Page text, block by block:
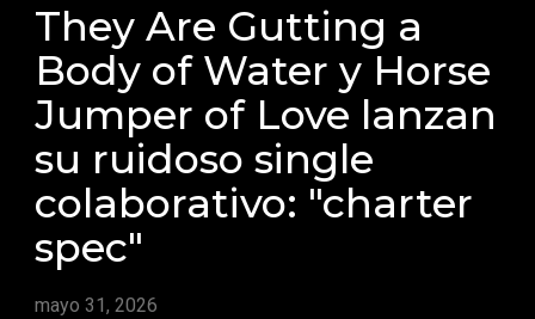
They Are Gutting a
Body of Water y Horse
Jumper of Love lanzan
su ruidoso single
colaborativo: "charter
spec"
mayo 31, 2026